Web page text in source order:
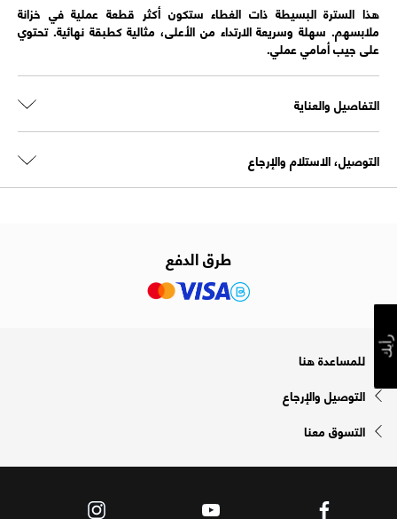
هذا السترة البسيطة ذات الغطاء ستكون أكثر قطعة عملية في خزانة
ملابسهم. سهلة وسريعة الارتداء من الأعلى، مثالية كطبقة نهائية. تحتوي
على جيب أمامي عملي.
التفاصيل والعناية
التوصيل، الاستلام والإرجاع
طرق الدفع
للمساعدة هنا
التوصيل والإرجاع
التسوق معنا
رأيك